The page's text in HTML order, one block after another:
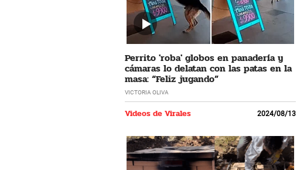
Perrito 'roba' globos en panadería y
cámaras lo delatan con las patas en la
masa: “Feliz jugando”
VICTORIA OLIVA
Videos de Virales 2024/08/13